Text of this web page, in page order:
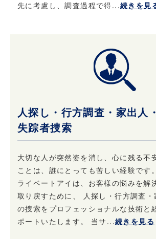
当社における個人情報保護に関して
先に考慮し、調査過程で得...続きを見
人探し・行方調査・家出人・
失踪者捜索
大切な人が突然姿を消し、心に残る不
ことは、誰にとっても苦しい経験です
ライベートアイは、お客様の悩みを解
取り戻すために、 人探し・行方調査
の捜索をプロフェッショナルな技術と
ポートいたします。 当サ...続きを見る